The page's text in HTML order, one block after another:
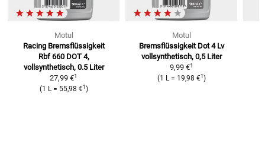
Motul
Racing Bremsflüssigkeit
Rbf 660 DOT 4,
vollsynthetisch, 0.5 Liter
27,99 €1
(1 L= 55,98 €1 )
Motul
Bremsflüssigkeit Dot 4 Lv
vollsynthetisch, 0,5 Liter
9,99 €1
(1 L= 19,98 €1 )